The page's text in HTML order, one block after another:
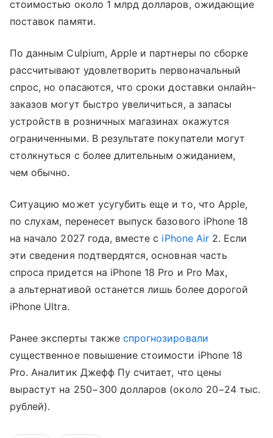
стоимостью около 1 млрд долларов, ожидающие
поставок памяти.
По данным Culpium, Apple и партнеры по сборке
рассчитывают удовлетворить первоначальный
спрос, но опасаются, что сроки доставки онлайн-
заказов могут быстро увеличиться, а запасы
устройств в розничных магазинах окажутся
ограниченными. В результате покупатели могут
столкнуться с более длительным ожиданием,
чем обычно.
Ситуацию может усугубить еще и то, что Apple,
по слухам, перенесет выпуск базового iPhone 18
на начало 2027 года, вместе с iPhone Air2. Если
эти сведения подтвердятся, основная часть
спроса придется на iPhone 18 Pro и Pro Max,
а альтернативой останется лишь более дорогой
iPhone Ultra.
Ранее эксперты такжеспрогнозировали
существенное повышение стоимости iPhone 18
Pro. Аналитик Джефф Пу считает, что цены
вырастут на 250−300 долларов (около 20−24 тыс.
рублей).